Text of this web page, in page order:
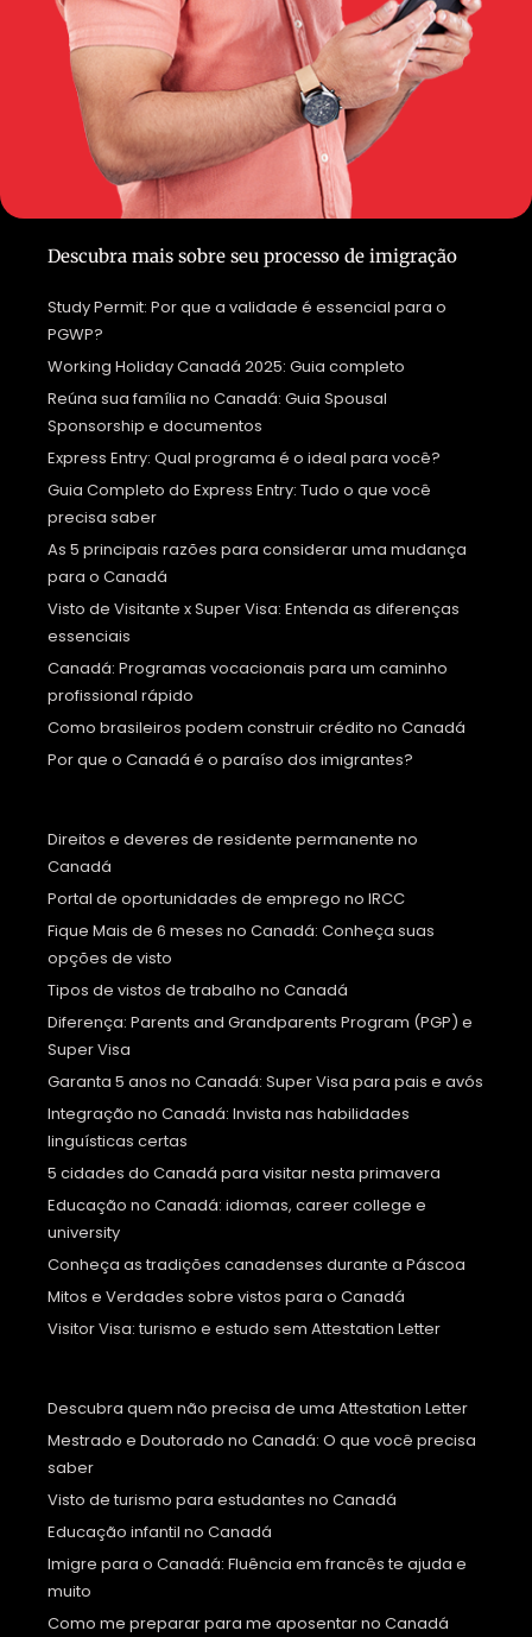
Descubra mais sobre seu processo de imigração
Study Permit: Por que a validade é essencial para o
PGWP?
Working Holiday Canadá 2025: Guia completo
Reúna sua família no Canadá: Guia Spousal
Sponsorship e documentos
Express Entry: Qual programa é o ideal para você?
Guia Completo do Express Entry: Tudo o que você
precisa saber
As 5 principais razões para considerar uma mudança
para o Canadá
Visto de Visitante x Super Visa: Entenda as diferenças
essenciais
Canadá: Programas vocacionais para um caminho
profissional rápido
Como brasileiros podem construir crédito no Canadá
Por que o Canadá é o paraíso dos imigrantes?
Direitos e deveres de residente permanente no
Canadá
Portal de oportunidades de emprego no IRCC
Fique Mais de 6 meses no Canadá: Conheça suas
opções de visto
Tipos de vistos de trabalho no Canadá
Diferença: Parents and Grandparents Program (PGP) e
Super Visa
Garanta 5 anos no Canadá: Super Visa para pais e avós
Integração no Canadá: Invista nas habilidades
linguísticas certas
5 cidades do Canadá para visitar nesta primavera
Educação no Canadá: idiomas, career college e
university
Conheça as tradições canadenses durante a Páscoa
Mitos e Verdades sobre vistos para o Canadá
Visitor Visa: turismo e estudo sem Attestation Letter
Descubra quem não precisa de uma Attestation Letter
Mestrado e Doutorado no Canadá: O que você precisa
saber
Visto de turismo para estudantes no Canadá
Educação infantil no Canadá
Imigre para o Canadá: Fluência em francês te ajuda e
muito
Como me preparar para me aposentar no Canadá